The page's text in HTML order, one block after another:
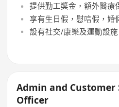
提供勤工獎金，額外醫療
享有生日假，慰唁假，婚
設有社交/康樂及運動設施
Admin and Customer
Officer